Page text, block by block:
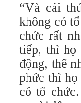
“Và cái
không có
chức rất
tiếp, thì họ
động, thế
phức thì
có tổ